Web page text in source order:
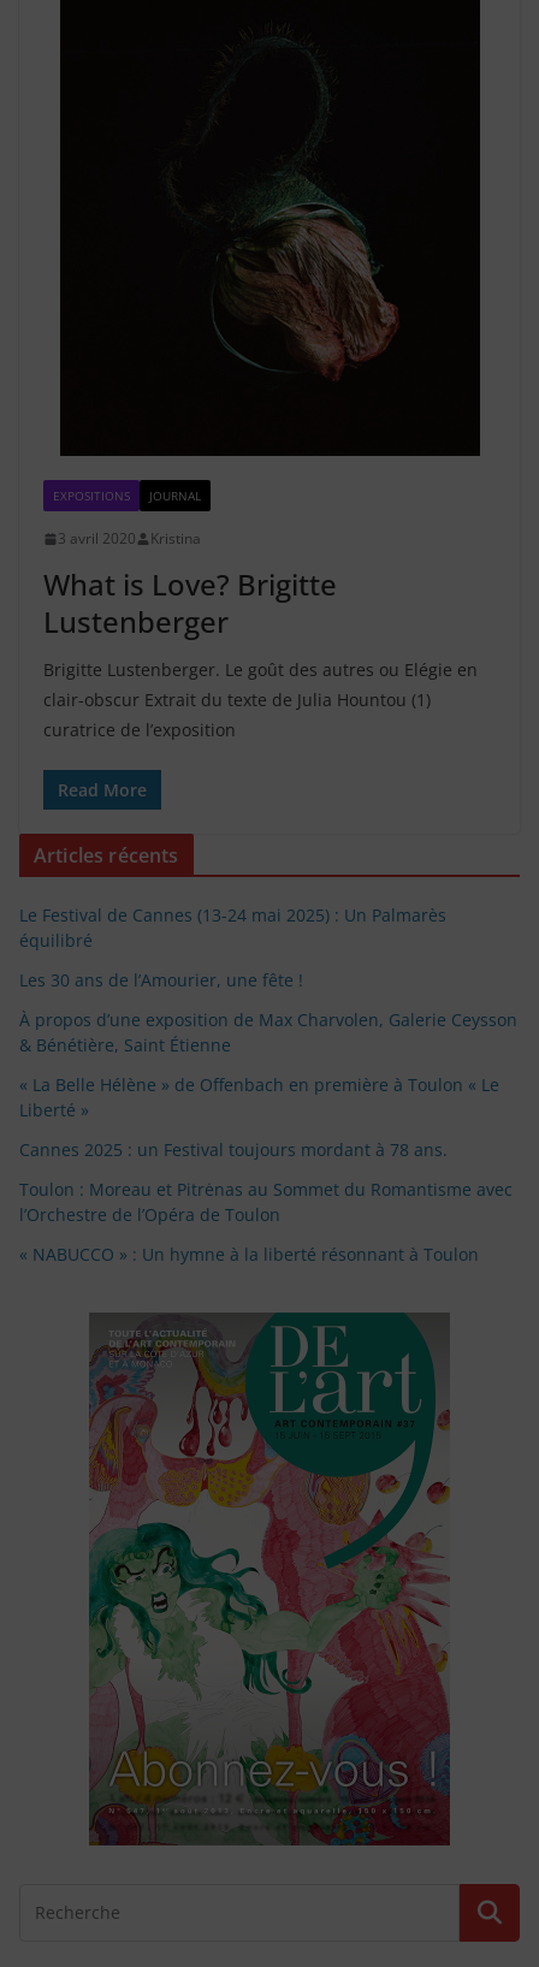
EXPOSITIONS JOURNAL
3 avril 2020 Kristina
What is Love? Brigitte
Lustenberger
Brigitte Lustenberger. Le goût des autres ou Elégie en
clair-obscur Extrait du texte de Julia Hountou (1)
curatrice de l’exposition
Read More
Articles récents
Le Festival de Cannes (13-24 mai 2025) : Un Palmarès
équilibré
Les 30 ans de l’Amourier, une fête !
À propos d’une exposition de Max Charvolen, Galerie Ceysson
& Bénétière, Saint Étienne
« La Belle Hélène » de Offenbach en première à Toulon « Le
Liberté »
Cannes 2025 : un Festival toujours mordant à 78 ans.
Toulon : Moreau et Pitrėnas au Sommet du Romantisme avec
l’Orchestre de l’Opéra de Toulon
« NABUCCO » : Un hymne à la liberté résonnant à Toulon